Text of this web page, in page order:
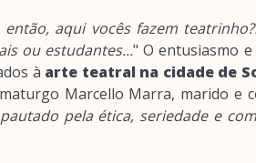
então, aqui vocês fazem
ou estudantes..." O entusiasmo
à arte teatral na cidade de
Marcello Marra, marido e
pela ética, seriedade e